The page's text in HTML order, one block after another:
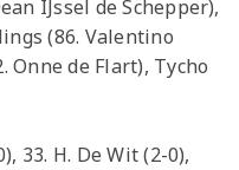
IJssel de Schepper),
(86. Valentino
Onne de Flart), Tycho
33. H. De Wit (2-0),